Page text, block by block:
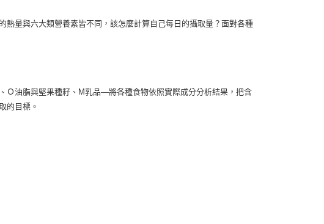
量與六大類營養素皆不同，該怎麼計算自己每日的攝取量？面對各種
Ｏ油脂與堅果種籽、M乳品—將各種食物依照實際成分分析結果，把含
的目標。